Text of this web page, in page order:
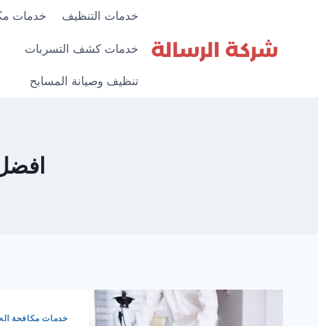
خدمات التنظيف خدمات
خدمات كشف التسربات
تنظيف وصيانة المسابح
خدمات مكافحة